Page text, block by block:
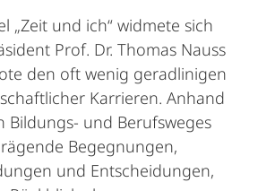
„Zeit und ich“ widmete sich
Prof. Dr. Thomas Nauss
den oft wenig geradlinigen
Karrieren. Anhand
Bildungs- und Berufsweges
Begegnungen,
und Entscheidungen,